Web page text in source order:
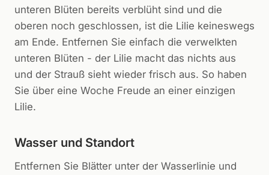
unteren Blüten bereits verblüht sind und die
oberen noch geschlossen, ist die Lilie keineswegs
am Ende. Entfernen Sie einfach die verwelkten
unteren Blüten - der Lilie macht das nichts aus
und der Strauß sieht wieder frisch aus. So haben
Sie über eine Woche Freude an einer einzigen
Lilie.
Wasser und Standort
Entfernen Sie Blätter unter der Wasserlinie und